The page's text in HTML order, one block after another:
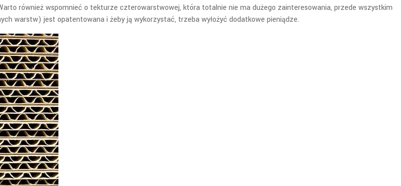
również wspomnieć o tekturze czterowarstwowej, która totalnie nie ma dużego zainteresowania, przede wszystkim
warstw) jest opatentowana i żeby ją wykorzystać, trzeba wyłożyć dodatkowe pieniądze.